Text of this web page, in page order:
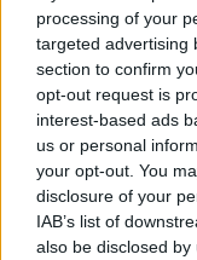
processing of your
targeted advertising
section to confirm
opt-out request is
interest-based ads
us or personal
your opt-out. You
disclosure of your
IAB’s list of
also be disclosed
συμμετέχοντας
χριστιανοσύνης.